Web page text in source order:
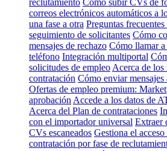
correos electrónicos automáticos a
una fase a otra Preguntas
seguimiento de solicitantes Cómo
mensajes de rechazo Cómo llamar a
teléfono Integración multiportal
solicitudes de empleo Acerca de los
contratación Cómo enviar mensajes
Ofertas de empleo premium:
aprobación Accede a los datos de
Acerca del Plan de contrataciones
con el importador universal Extraer
CVs escaneados Gestiona el
contratación por fase de